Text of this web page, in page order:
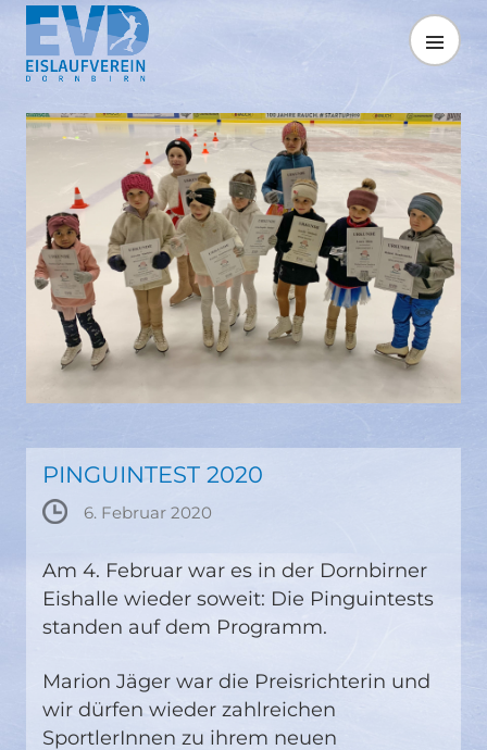
Springe
zum
Inhalt
MENÜ
PINGUINTEST 2020
6. Februar 2020
Am 4. Februar war es in der Dornbirner
Eishalle wieder soweit: Die Pinguintests
standen auf dem Programm.
Marion Jäger war die Preisrichterin und
wir dürfen wieder zahlreichen
SportlerInnen zu ihrem neuen